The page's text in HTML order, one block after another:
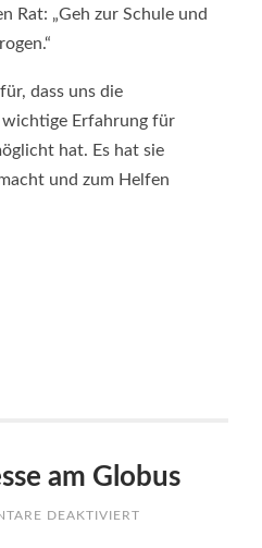
Rat: „Geh zur Schule und
dass uns die
wichtige Erfahrung für
hat. Es hat sie
und zum Helfen
am Globus
DEAKTIVIERT